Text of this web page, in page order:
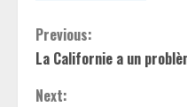
C
o
Previous:
La Californie a un
Next: